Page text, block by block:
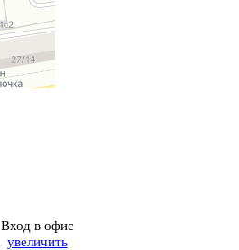
Вход в офис
увеличить